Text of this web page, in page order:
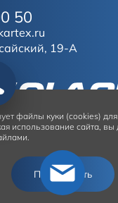
19-А
50
сайта
файлы куки (cookies)
использование сайта, вы
Подтвердить